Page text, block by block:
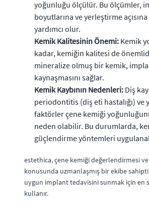
yoğunluğu ölçülür. Bu ölçümler,
boyutlarına ve yerleştirme
yardımcı olur.
Kemik Kalitesinin Önemi: Kemik
kadar, kemiğin kalitesi de
mineralize olmuş bir kemik,
kaynaşmasını sağlar.
Kemik Kaybının Nedenleri: Diş
periodontitis (diş eti hastalığı) ve
faktörler çene kemiği
neden olabilir. Bu durumlarda,
güçlendirme yöntemleri
estethica, çene kemiği değerlendirmesi
konusunda uzmanlaşmış bir ekibe
uygun implant tedavisini sunmak için en
kullanır.